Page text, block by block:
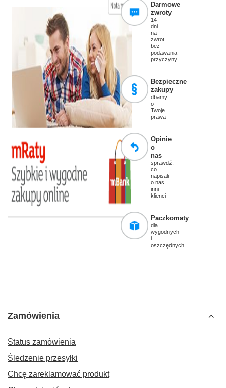
Darmowe
zwroty
14
dni
na
zwrot
bez
podawania
przyczyny
Bezpieczne
zakupy
dbamy
o
Twoje
prawa
Opinie
o
nas
sprawdź,
co
napisali
o nas
inni
klienci
Paczkomaty
dla
wygodnych
i
oszczędnych
Zamówienia
Status zamówienia
Śledzenie przesyłki
Chcę zareklamować produkt